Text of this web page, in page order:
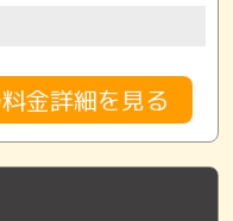
金詳細を見る